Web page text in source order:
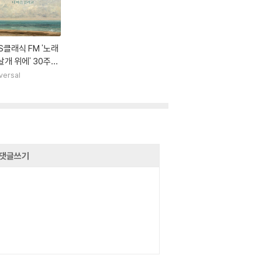
클래식 FM '노래
개 위에' 30주년
음반 - 그대 목소
글쓰기